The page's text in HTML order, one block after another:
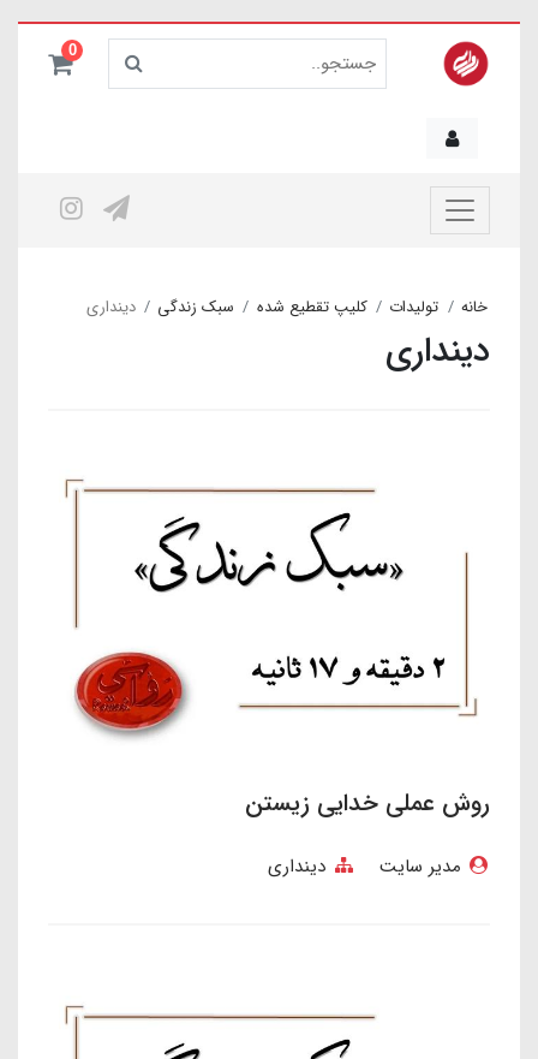
0
خانه تولیدات کلیپ تقطیع شده سبک زندگی دینداری
دینداری
روش عملی خدایی زیستن
مدیر سایت دینداری